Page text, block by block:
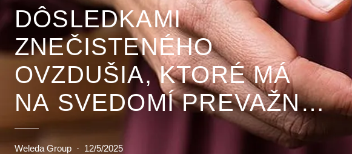
DÔSLEDKAMI
ZNEČISTENÉHO
OVZDUŠIA, KTORÉ MÁ
NA SVEDOMÍ PREVAŽNE
SMOG?
Weleda Group · 12/5/2025